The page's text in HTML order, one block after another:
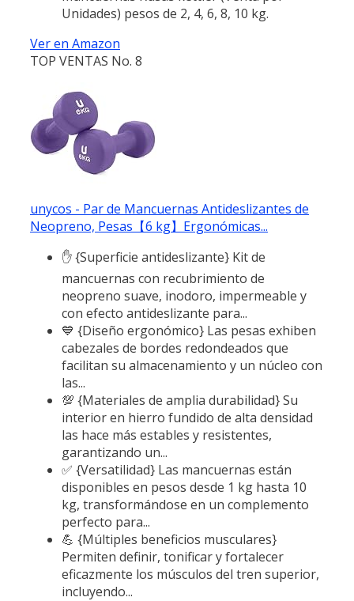
Unidades) pesos de 2, 4, 6, 8, 10 kg.
Ver en Amazon
TOP VENTAS No. 8
unycos - Par de Mancuernas Antideslizantes de
Neopreno, Pesas【6 kg】Ergonómicas...
✋ {Superficie antideslizante} Kit de
mancuernas con recubrimiento de
neopreno suave, inodoro, impermeable y
con efecto antideslizante para...
💙 {Diseño ergonómico} Las pesas exhiben
cabezales de bordes redondeados que
facilitan su almacenamiento y un núcleo con
las...
💯 {Materiales de amplia durabilidad} Su
interior en hierro fundido de alta densidad
las hace más estables y resistentes,
garantizando un...
✅ {Versatilidad} Las mancuernas están
disponibles en pesos desde 1 kg hasta 10
kg, transformándose en un complemento
perfecto para...
💪 {Múltiples beneficios musculares}
Permiten definir, tonificar y fortalecer
eficazmente los músculos del tren superior,
incluyendo...